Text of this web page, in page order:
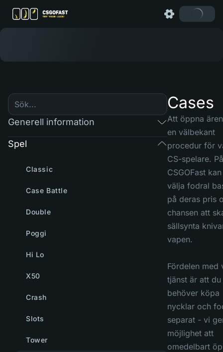
Generell information
Spel
Classic
Case Battle
Double
Poggi
Hi Lo
X50
Crash
Slots
Tower
Cases
Att öppna
en välbekant
procedur för
CS-spelare. På
CSGOFast
välja fodral
på deras pris
chansen att
sällsynta
vapen.
Fördelen med
tjänst är att du
behöver köpa
nycklar och
separat - vi
möjlighet att
omedelbart